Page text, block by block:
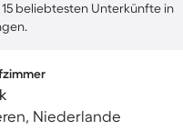
beliebtesten Unterkünfte in
Niederlande